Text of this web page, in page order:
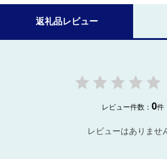
返礼品レビュー
レビュー件数：0件
レビューはありませ